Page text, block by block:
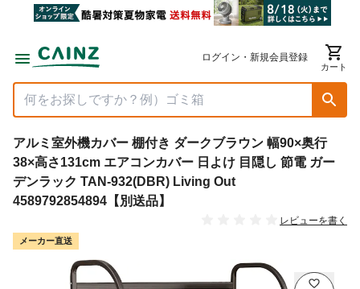
ログイン・新規会員登録
カート
アルミ室外機カバー 棚付き ダークブラウン 幅90×奥行
38×高さ131cm エアコンカバー 日よけ 目隠し 節電 ガー
デンラック TAN-932(DBR) Living Out
4589792854894【別送品】
レビューを書く
メーカー直送